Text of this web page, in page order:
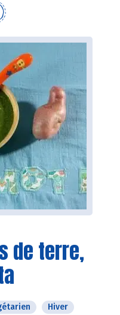
de terre,
Hiver